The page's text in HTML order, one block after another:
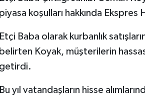
piyasa koşulları hakkında Ekspres
Etçi Baba olarak kurbanlık
belirten Koyak, müşterilerin
getirdi.
Bu yıl vatandaşların hisse